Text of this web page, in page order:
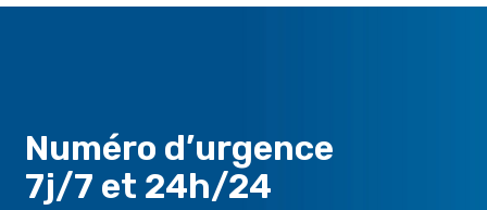
Numéro d’urgence
7j/7 et 24h/24